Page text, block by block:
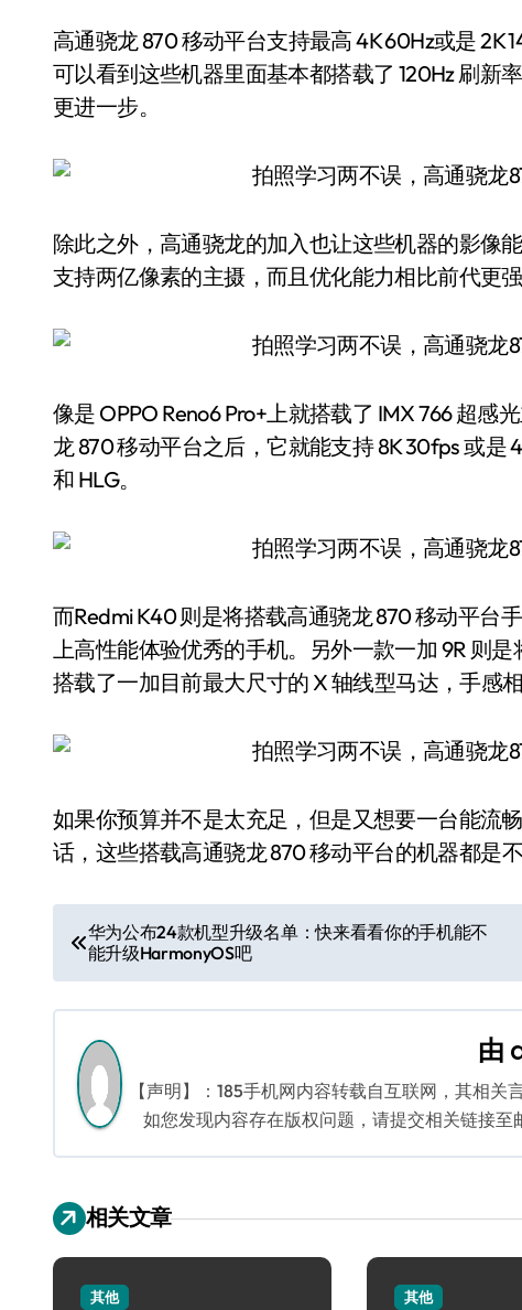
高通骁龙 870 移动平台支持最高 4K 60Hz或是 2K
可以看到这些机器里面基本都搭载了 120Hz 刷新
更进一步。
除此之外，高通骁龙的加入也让这些机器的影像
支持两亿像素的主摄，而且优化能力相比前代更强
像是 OPPO Reno6 Pro+上就搭载了 IMX 766 超
龙 870 移动平台之后，它就能支持 8K 30fps 或是
和 HLG。
而Redmi K40 则是将搭载高通骁龙 870 移动平台
上高性能体验优秀的手机。另外一款一加 9R 则
搭载了一加目前最大尺寸的 X 轴线型马达，手感相
如果你预算并不是太充足，但是又想要一台能流
话，这些搭载高通骁龙 870 移动平台的机器都是不
文
章
导
航
华为公布24款机型升级名单：快来看看你的手机能不
能升级HarmonyOS吧
由
【声明】：185手机网内容转载自互联网，其相关
如您发现内容存在版权问题，请提交相关链接至
相关文章
其他 其他